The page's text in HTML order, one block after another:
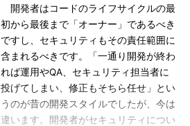
開発者はコードのライフサイクルの最
初から最後まで「オーナー」であるべき
ですし、セキュリティもその責任範囲に
含まれるべきです。「一通り開発が終わ
れば運用やQA、セキュリティ担当者に
投げてしまい、修正もそちら任せ」とい
うのが昔の開発スタイルでしたが、今は
違います。開発者がセキュリティについ